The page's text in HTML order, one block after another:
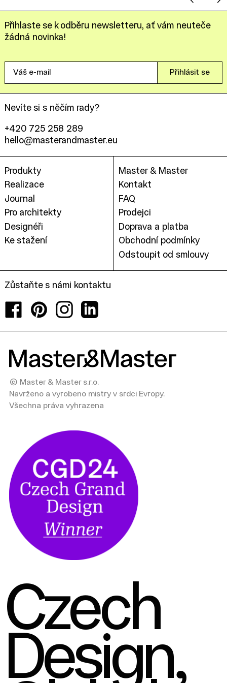
Přihlaste se k odběru newsletteru, ať vám neuteče
žádná novinka!
Váš
mail
Přihlásit se
Nevíte si s něčím rady?
+420 725 258 289
hello@masterandmaster.eu
Produkty
Realizace
Journal
Pro architekty
Designéři
Ke stažení
Master & Master
Kontakt
FAQ
Prodejci
Doprava a platba
Obchodní podmínky
Odstoupit od smlouvy
Zůstaňte s námi kontaktu
FacebookPinterestInstagram
© Master & Master s.r.o.
Navrženo a vyrobeno mistry v srdci Evropy.
Všechna práva vyhrazena
Czech
Design,